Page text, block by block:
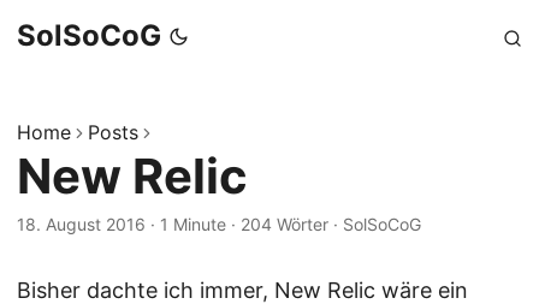
SolSoCoG
Home Posts
New Relic
18. August 2016 · 1 Minute · 204 Wörter · SolSoCoG
Bisher dachte ich immer, New Relic wäre ein